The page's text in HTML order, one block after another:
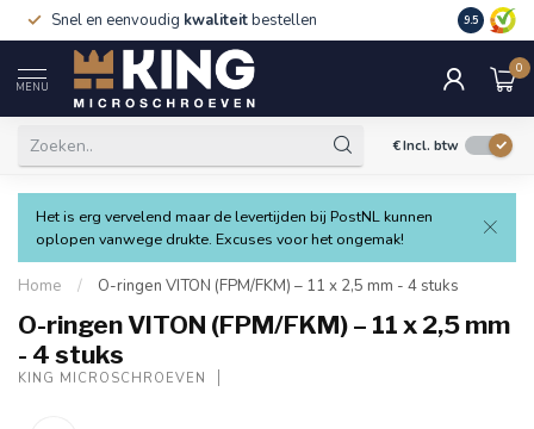
Snel en eenvoudig kwaliteitbestellen 9.5
MENU
0
€Incl. btw
Het is erg vervelend maar de levertijden bij PostNL kunnen
oplopen vanwege drukte. Excuses voor het ongemak!
Home / O-ringen VITON (FPM/FKM) – 11 x 2,5 mm - 4 stuks
O-ringen VITON (FPM/FKM) – 11 x 2,5 mm
- 4 stuks
KING MICROSCHROEVEN